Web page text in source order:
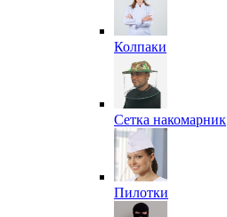
Колпаки
Сетка накомарник
Пилотки